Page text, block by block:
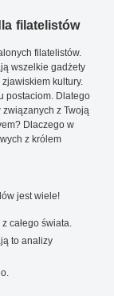
filatelistów
filatelistów.
wszelkie gadżety
kultury.
postaciom. Dlatego
z Twoją
Dlaczego w
z królem
jest wiele!
całego świata.
to analizy